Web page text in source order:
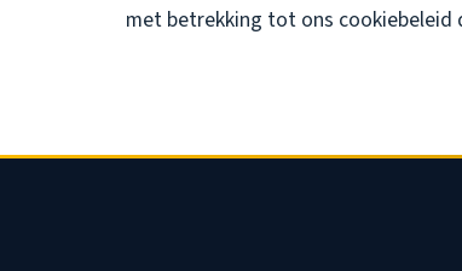
met betrekking tot ons